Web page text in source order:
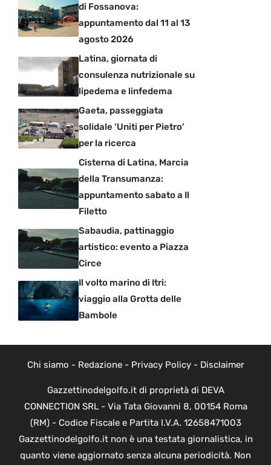
di Fossanova:
appuntamento dal 11 al 13
agosto 2026
Latina, giornata di
consulenza nutrizionale su
lipedema e linfedema
Gaeta, passeggiata
solidale ‘Uniti per Pietro’
per la ricerca
Cisterna di Latina, Marcia
della Transumanza:
appuntamento sabato a Il
Filetto
Sabaudia, pattinaggio
artistico: evento a Piazza
Circe
Il volto marino di Itri:
viaggio alla Grotta delle
Bambole
Chi siamo - Redazione- Privacy Policy- Disclaimer
Gazzettinodelgolfo.it di proprietà di DEVA
CONNECTION SRL - Via Tata Giovanni 8, 00154 Roma
(RM) - Codice Fiscale e Partita I.V.A. 12658471003
Gazzettinodelgolfo.it non è una testata giornalistica, in
quanto viene aggiornato senza alcuna periodicità. Non